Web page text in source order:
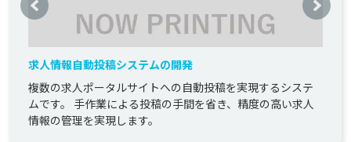
求人情報自動投稿システムの開発
複数の求人ポータルサイトへの自動投稿を実現するシステ
ムです。 手作業による投稿の手間を省き、精度の高い求人
情報の管理を実現します。